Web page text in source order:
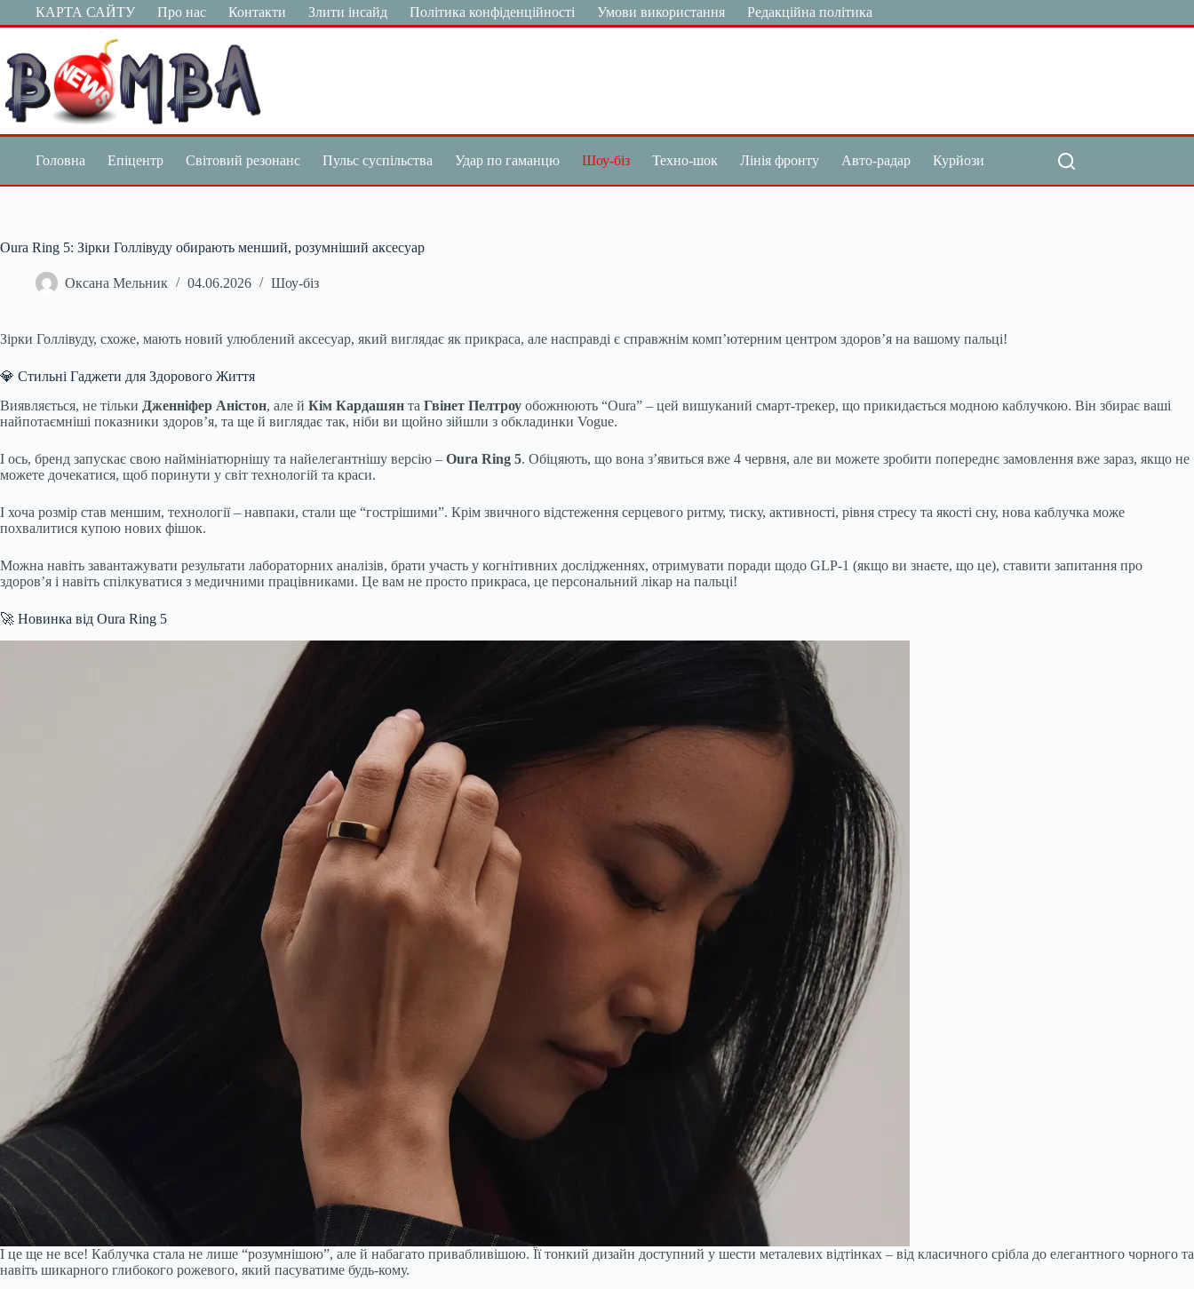
Перейти
до
КАРТА САЙТУ Про нас Контакти Злити інсайд Політика конфіденційності Умови використання Редакційна політика
Головна Епіцентр Світовий резонанс Пульс суспільства Удар по гаманцю Шоу-біз Техно-шок Лінія фронту Авто-радар Курйози
Oura Ring 5: Зірки Голлівуду обирають менший, розумніший аксесуар
Оксана Мельник 04.06.2026 Шоу-біз
Зірки Голлівуду, схоже, мають новий улюблений аксесуар, який виглядає як прикраса, але насправді є справжнім комп’ютерним центром здоров’я на вашому пальці!
💎 Стильні Гаджети для Здорового Життя
Виявляється, не тільки Дженніфер Аністон, але й Кім Кардашян та Гвінет Пелтроу обожнюють “Oura” – цей вишуканий смарт-трекер, що прикидається модною каблучкою. Він збирає ваші
найпотаємніші показники здоров’я, та ще й виглядає так, ніби ви щойно зійшли з обкладинки Vogue.
І ось, бренд запускає свою наймініатюрнішу та найелегантнішу версію – Oura Ring 5. Обіцяють, що вона з’явиться вже 4 червня, але ви можете зробити попереднє замовлення вже зараз, якщо не
можете дочекатися, щоб поринути у світ технологій та краси.
І хоча розмір став меншим, технології – навпаки, стали ще “гострішими”. Крім звичного відстеження серцевого ритму, тиску, активності, рівня стресу та якості сну, нова каблучка може
похвалитися купою нових фішок.
Можна навіть завантажувати результати лабораторних аналізів, брати участь у когнітивних дослідженнях, отримувати поради щодо GLP-1 (якщо ви знаєте, що це), ставити запитання про
здоров’я і навіть спілкуватися з медичними працівниками. Це вам не просто прикраса, це персональний лікар на пальці!
🚀 Новинка від Oura Ring 5
І це ще не все! Каблучка стала не лише “розумнішою”, але й набагато привабливішою. Її тонкий дизайн доступний у шести металевих відтінках – від класичного срібла до елегантного чорного та
навіть шикарного глибокого рожевого, який пасуватиме будь-кому.